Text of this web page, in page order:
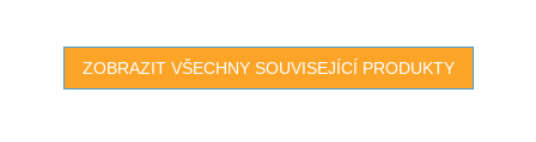
ZOBRAZIT VŠECHNY SOUVISEJÍCÍ PRODUKTY